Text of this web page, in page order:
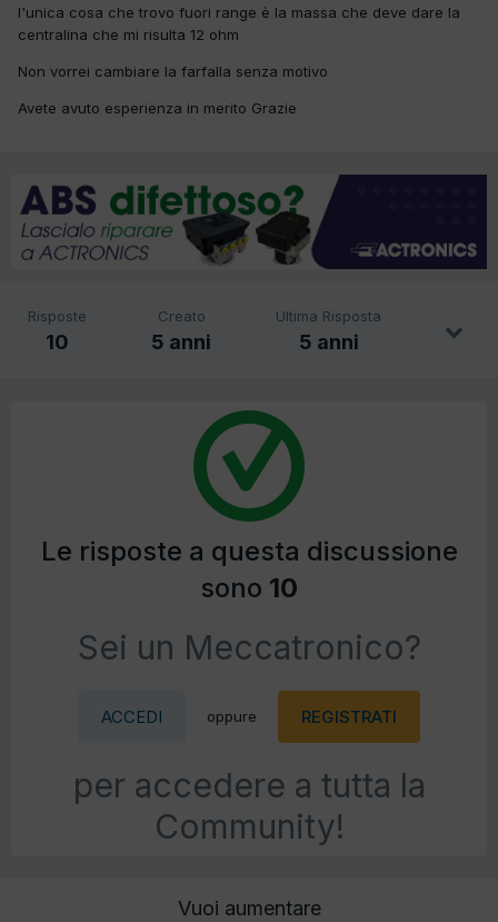
l'unica cosa che trovo fuori range è la massa che deve dare la
centralina che mi risulta 12 ohm
Non vorrei cambiare la farfalla senza motivo
Avete avuto esperienza in merito Grazie
Risposte
10
Creato
5 anni
Ultima Risposta
5 anni
Le risposte a questa discussione
sono 10
Sei un Meccatronico?
ACCEDI oppure REGISTRATI
per accedere a tutta la
Community!
Vuoi aumentare